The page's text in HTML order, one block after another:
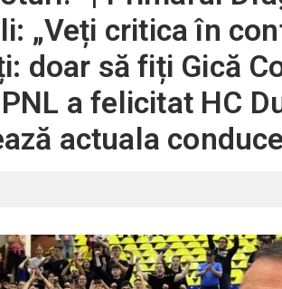
„Veți critica în
doar să fiți Gică
a felicitat HC
actuala